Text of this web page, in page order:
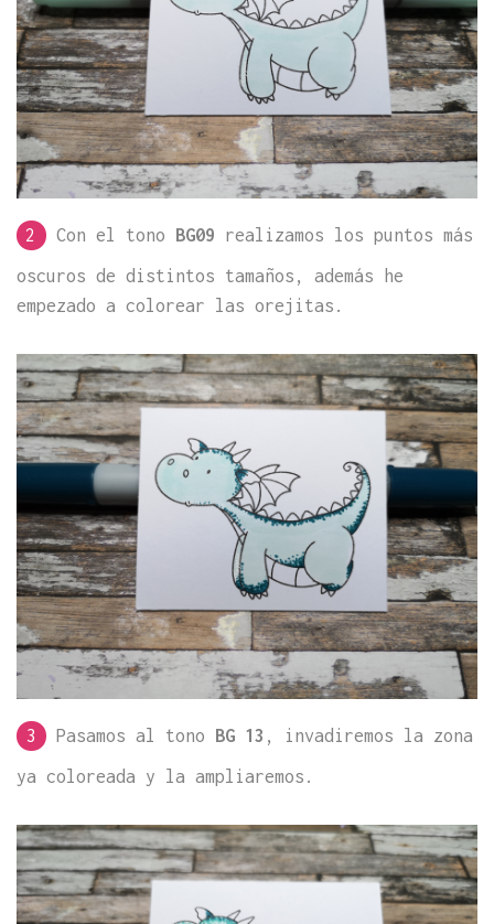
2 Con el tono BG09 realizamos los puntos más
oscuros de distintos tamaños, además he
empezado a colorear las orejitas.
3 Pasamos al tono BG 13 , invadiremos la zona
ya coloreada y la ampliaremos.